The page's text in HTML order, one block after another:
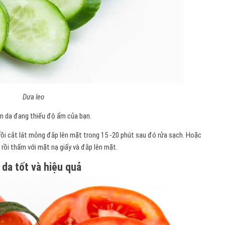
Dưa leo
da đang thiếu độ ẩm của bạn.
cắt lát mỏng đắp lên mặt trong 15 -20 phút sau đó rửa sạch. Hoặc
thấm với mặt nạ giấy và đắp lên mặt.
tốt và hiệu quả